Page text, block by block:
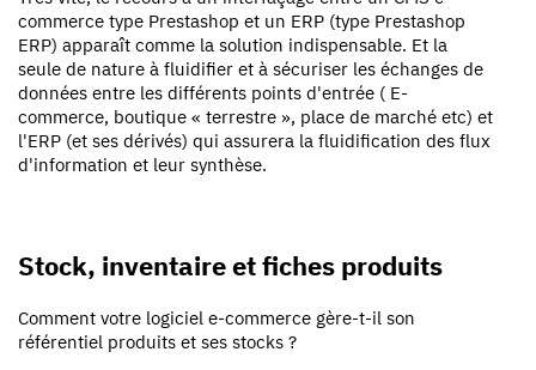
commerce type Prestashop et un ERP (type Prestashop
ERP) apparaît comme la solution indispensable. Et la
seule de nature à fluidifier et à sécuriser les échanges de
données entre les différents points d'entrée ( E-
commerce, boutique « terrestre », place de marché etc) et
l'ERP (et ses dérivés) qui assurera la fluidification des flux
d'information et leur synthèse.
Stock, inventaire et fiches produits
Comment votre logiciel e-commerce gère-t-il son
référentiel produits et ses stocks ?